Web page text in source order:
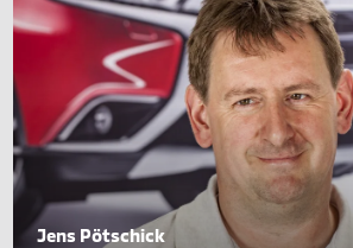
Jens Pötschick